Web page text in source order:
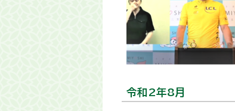
令和2年8月